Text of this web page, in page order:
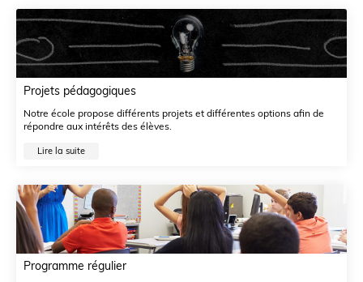
Projets pédagogiques
Notre école propose différents projets et différentes options afin de
répondre aux intérêts des élèves.
Lire la suite
Programme régulier